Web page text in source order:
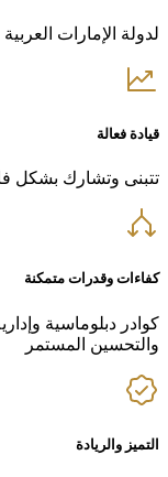
لدولة الإمارات
قيادة فعالة
تتبنى وتشارك بشكل
كفاءات وقدرات متمكنة
كوادر دبلوماسية
والتحسين المستمر
التميز والريادة